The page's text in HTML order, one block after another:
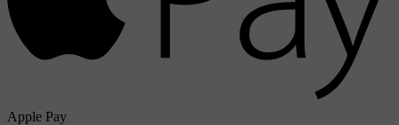
Apple Pay